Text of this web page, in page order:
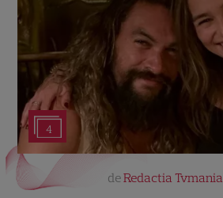
4
deRedactia Tvmania